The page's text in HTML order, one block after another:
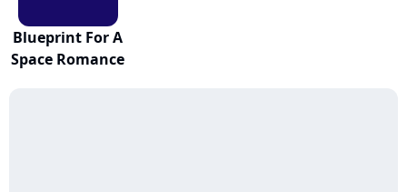
Blueprint For A
Space Romance